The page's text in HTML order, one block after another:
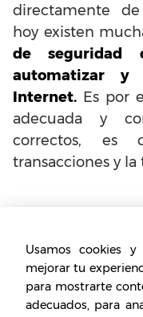
directamente
hoy existen
de seguridad
automatizar y
Internet. Es por
adecuada y
correctos, es
transacciones y
idea muy
Por mucho
convertirse en
Usamos cookies
mejorar tu
para mostrarte
adecuados, para